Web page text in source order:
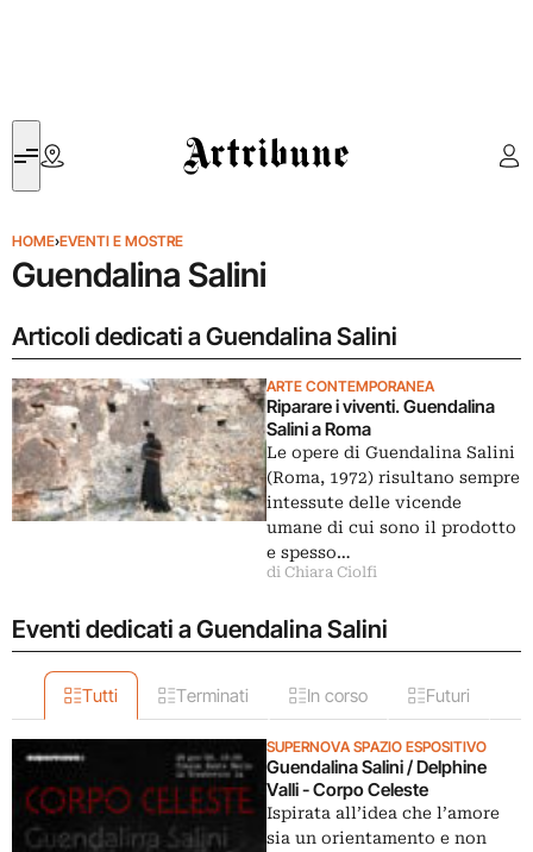
Artribune
HOME›EVENTI E MOSTRE
Guendalina Salini
Articoli dedicati a Guendalina Salini
ARTE CONTEMPORANEA
Riparare i viventi. Guendalina
Salini a Roma
Le opere di Guendalina Salini
(Roma, 1972) risultano sempre
intessute delle vicende
umane di cui sono il prodotto
e spesso…
di Chiara Ciolfi
Eventi dedicati a Guendalina Salini
Tutti Terminati In corso Futuri
SUPERNOVA SPAZIO ESPOSITIVO
Guendalina Salini / Delphine
Valli - Corpo Celeste
Ispirata all’idea che l’amore
sia un orientamento e non